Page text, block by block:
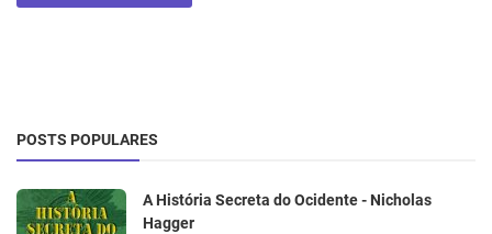
POSTS POPULARES
A História Secreta do Ocidente - Nicholas
Hagger